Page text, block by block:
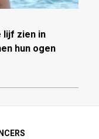
lijf zien in
hun ogen